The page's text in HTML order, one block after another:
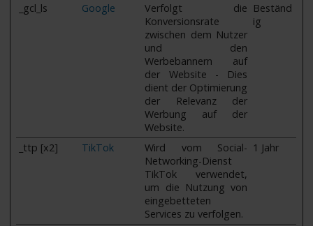
_gcl_ls Google
Verfolgt die
Konversionsrate
zwischen dem Nutzer
und den
Werbebannern auf
der Website - Dies
dient der Optimierung
der Relevanz der
Werbung auf der
Website.
Beständ
ig
_ttp [x2] TikTok
Wird vom Social-
Networking-Dienst
TikTok verwendet,
um die Nutzung von
eingebetteten
Services zu verfolgen.
1 Jahr